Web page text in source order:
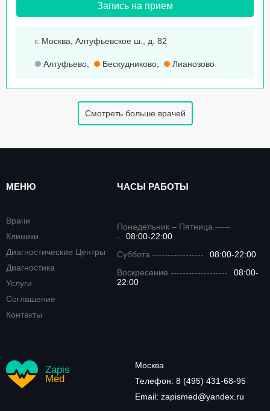
Запись на прием
г. Москва, Алтуфьевское ш., д. 82
Алтуфьево Бескудниково Лианозово
Смотреть больше врачей
МЕНЮ
Врачи
Клиники
Диагностические Центры
Диагностика
Услуги
Соглашение
Контакты
ЧАСЫ РАБОТЫ
Понедельник – Пятница -----
-
08:00-22:00
Суббота -----------------
08:00-22:00
Воскресение -------------------
08:00-
22:00
Zapis
Med
Москва
Телефон: 8 (495) 431-68-95
Email: zapismed@yandex.ru